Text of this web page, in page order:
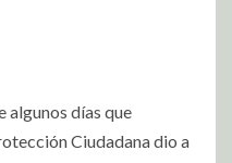
días que
Ciudadana dio a